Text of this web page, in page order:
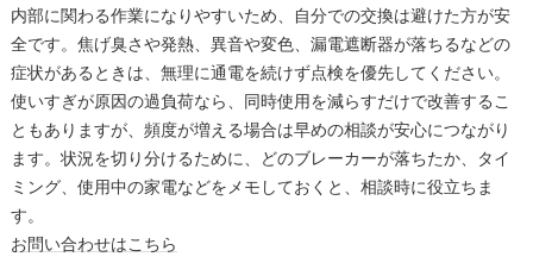
内部に関わる作業になりやすいため、自分での交換は避けた方が安
全です。焦げ臭さや発熱、異音や変色、漏電遮断器が落ちるなどの
症状があるときは、無理に通電を続けず点検を優先してください。
使いすぎが原因の過負荷なら、同時使用を減らすだけで改善するこ
ともありますが、頻度が増える場合は早めの相談が安心につながり
ます。状況を切り分けるために、どのブレーカーが落ちたか、タイ
ミング、使用中の家電などをメモしておくと、相談時に役立ちま
す。
お問い合わせはこちら